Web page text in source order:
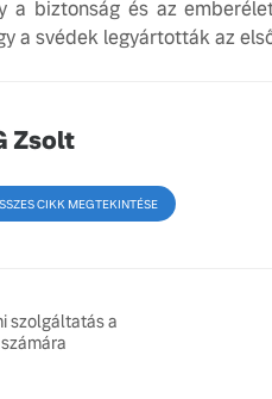
a biztonság és az
a svédek legyártották az
Zsolt
CIKK MEGTEKINTÉSE
szolgáltatás a